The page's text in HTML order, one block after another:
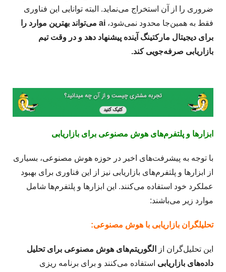
ضروری را از آن استخراج می‌نماید. البته توانایی این فناوری
فقط به همین‌جا محدود نمی‌شود،
ai می‌تواند بهترین موارد را
برای دیجیتال مارکتینگ آینده پیشنهاد دهد و در وقت تیم
بازاریابی صرفه‌جویی کند.
ابزارها و پلتفرم‌های هوش مصنوعی برای بازاریابی
با توجه به پیشرفت‌های اخیر در حوزه هوش مصنوعی، بسیاری
از ابزارها و پلتفرم‌های بازاریابی نیز از این فناوری برای بهبود
عملکرد خود استفاده می‌کنند. این ابزارها و پلتفرم‌ها شامل
موارد زیر می‌باشند:
تحلیلگران بازاریابی با هوش مصنوعی:
این تحلیل‌گران از
الگوریتم‌های هوش مصنوعی برای تحلیل
داده‌های بازاریابی استفاده می‌کنند و برای برنامه ریزی